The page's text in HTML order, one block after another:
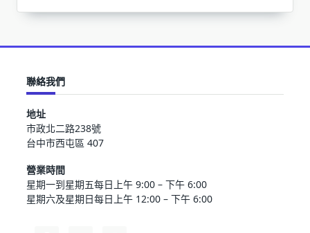
聯絡我們
地址
市政北二路238號
台中市西屯區 407
營業時間
星期一到星期五每日上午 9:00 – 下午 6:00
星期六及星期日每日上午 12:00 – 下午 6:00